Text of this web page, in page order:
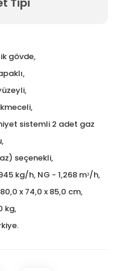
gövde,
sistemli 2 adet gaz
seçenekli,
kg/h, NG - 1,268 mᶟ/h,
x 74,0 x 85,0 cm,
kg,